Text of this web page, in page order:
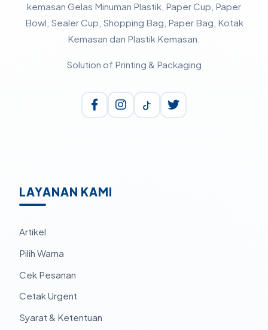
kemasan Gelas Minuman Plastik, Paper Cup, Paper
Bowl, Sealer Cup, Shopping Bag, Paper Bag, Kotak
Kemasan dan Plastik Kemasan.
Solution of Printing & Packaging
LAYANAN KAMI
Artikel
Pilih Warna
Cek Pesanan
Cetak Urgent
Syarat & Ketentuan